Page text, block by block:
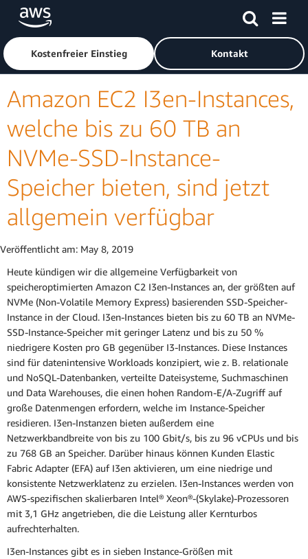
Überspringen zum Hauptinhalt
Klicken Sie hier, um zur Amazon Web Services-Startseite
Kostenfreier Einstieg Kontakt
Amazon EC2 I3en-Instances,
welche bis zu 60 TB an
NVMe-SSD-Instance-
Speicher bieten, sind jetzt
allgemein verfügbar
Veröffentlicht am: May 8, 2019
Heute kündigen wir die allgemeine Verfügbarkeit von
speicheroptimierten Amazon C2 I3en-Instances an, der größten auf
NVMe (Non-Volatile Memory Express) basierenden SSD-Speicher-
Instance in der Cloud. I3en-Instances bieten bis zu 60 TB an NVMe-
SSD-Instance-Speicher mit geringer Latenz und bis zu 50 %
niedrigere Kosten pro GB gegenüber I3-Instances. Diese Instances
sind für datenintensive Workloads konzipiert, wie z. B. relationale
und NoSQL-Datenbanken, verteilte Dateisysteme, Suchmaschinen
und Data Warehouses, die einen hohen Random-E/A-Zugriff auf
große Datenmengen erfordern, welche im Instance-Speicher
residieren. I3en-Instanzen bieten außerdem eine
Netzwerkbandbreite von bis zu 100 Gbit/s, bis zu 96 vCPUs und bis
zu 768 GB an Speicher. Darüber hinaus können Kunden Elastic
Fabric Adapter (EFA) auf I3en aktivieren, um eine niedrige und
konsistente Netzwerklatenz zu erzielen. I3en-Instances werden von
AWS-spezifischen skalierbaren Intel® Xeon®-(Skylake)-Prozessoren
mit 3,1 GHz angetrieben, die die Leistung aller Kernturbos
aufrechterhalten.
I3en-Instances gibt es in sieben Instance-Größen mit